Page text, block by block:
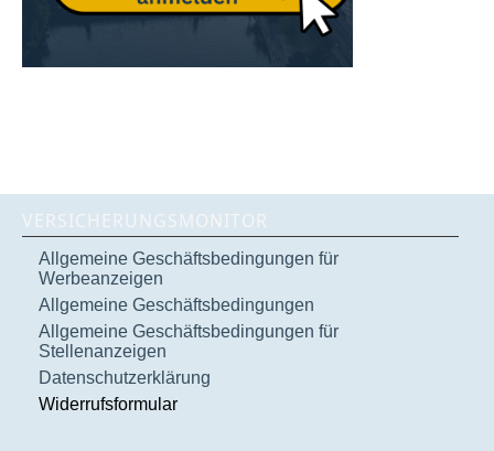
VERSICHERUNGSMONITOR
Allgemeine Geschäftsbedingungen für
Werbeanzeigen
Allgemeine Geschäftsbedingungen
Allgemeine Geschäftsbedingungen für
Stellenanzeigen
Datenschutzerklärung
Widerrufsformular